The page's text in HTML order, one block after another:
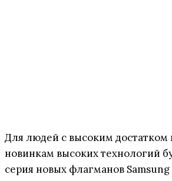
Для людей с высоким достатком
новинкам высоких технологий
серия новых флагманов Samsung